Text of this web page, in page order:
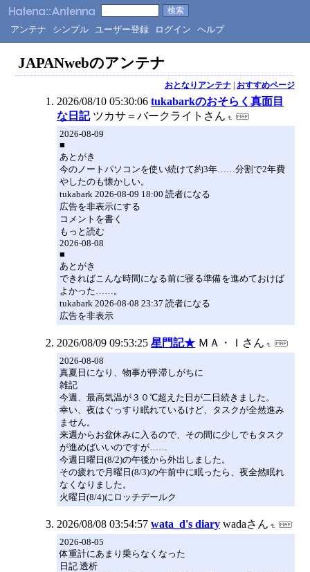
アンテナ シンプル ユーザー登録 ログイン ヘルプ
JAPANwebのアンテナ
おとなりアンテナ| おすすめページ
2026/08/10 05:30:06 tukabarkのおそらく真面目
な日記 ツカサ＝バークライトさん
2026-08-09
■
あとがき
今のノートパソコンを使い続けて約3年……分割で2年費
やしたのも懐かしい。
tukabark 2026-08-09 18:00 読者になる
広告を非表示にする
コメントを書く
もっと読む
2026-08-08
■
あとがき
できればこんな時間になる前に寝る準備を進めておけば
よかった……。
tukabark 2026-08-08 23:37 読者になる
広告を非表示
2026/08/09 09:53:25 星門記★ ＭＡ・Ｉさん
2026-08-08
真夏日になり、物事が停滞しがちに
雑記
今週、最高気温が３０℃超えた日が二日続きました。
幸い、夜はぐっすり眠れているけど、タスクが全然進み
ません。
来週からお盆休みに入るので、その間に少しでもタスク
が進めばいいのですが……
今週日曜日(8/2)の午後から外出しました。
その疲れで月曜日(8/3)の午前中に眠ったら、夜全然眠れ
なくなりました。
火曜日(8/4)にロッチデールク
2026/08/08 03:54:57 wata_d's diary wadaさん
2026-08-05
体重計にあまり乗らなくなった
日記 透析